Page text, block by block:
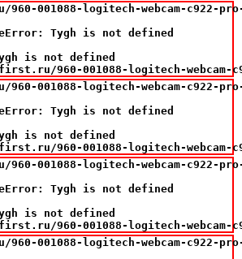
001088-logitech-webcam-c922-
Tygh is not defined
is not defined
960-001088-logitech-
001088-logitech-webcam-c922-
Tygh is not defined
is not defined
960-001088-logitech-
001088-logitech-webcam-c922-
Tygh is not defined
is not defined
960-001088-logitech-
001088-logitech-webcam-c922-